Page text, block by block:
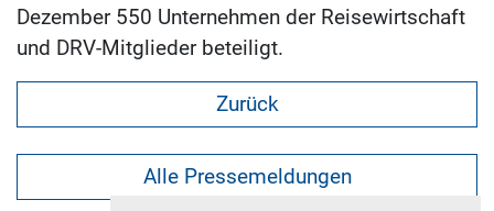
Dezember 550 Unternehmen der Reisewirtschaft
und DRV-Mitglieder beteiligt.
Zurück
Alle Pressemeldungen